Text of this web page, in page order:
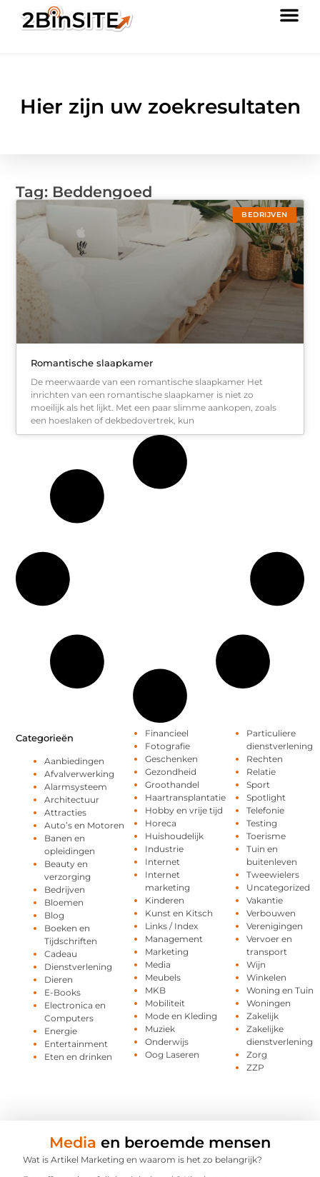
Hier zijn uw zoekresultaten
Tag: Beddengoed
BEDRIJVEN
Romantische slaapkamer
De meerwaarde van een romantische slaapkamer Het
inrichten van een romantische slaapkamer is niet zo
moeilijk als het lijkt. Met een paar slimme aankopen, zoals
een hoeslaken of dekbedovertrek, kun
Categorieën
Aanbiedingen
Afvalverwerking
Alarmsysteem
Architectuur
Attracties
Auto’s en Motoren
Banen en
opleidingen
Beauty en
verzorging
Bedrijven
Bloemen
Blog
Boeken en
Tijdschriften
Cadeau
Dienstverlening
Dieren
E-Books
Electronica en
Computers
Energie
Entertainment
Eten en drinken
Financieel
Fotografie
Geschenken
Gezondheid
Groothandel
Haartransplantatie
Hobby en vrije tijd
Horeca
Huishoudelijk
Industrie
Internet
Internet
marketing
Kinderen
Kunst en Kitsch
Links / Index
Management
Marketing
Media
Meubels
MKB
Mobiliteit
Mode en Kleding
Muziek
Onderwijs
Oog Laseren
Particuliere
dienstverlening
Rechten
Relatie
Sport
Spotlight
Telefonie
Testing
Toerisme
Tuin en
buitenleven
Tweewielers
Uncategorized
Vakantie
Verbouwen
Verenigingen
Vervoer en
transport
Wijn
Winkelen
Woning en Tuin
Woningen
Zakelijk
Zakelijke
dienstverlening
Zorg
ZZP
Media en beroemde mensen
Wat is Artikel Marketing en waarom is het zo belangrijk?